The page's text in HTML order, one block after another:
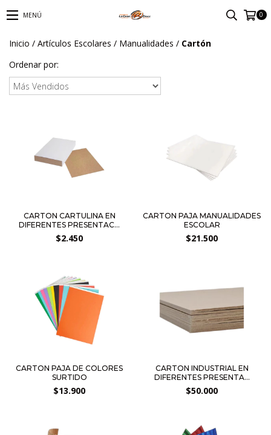
MENÚ 0
Inicio / Artículos Escolares / Manualidades / Cartón
Ordenar por:
CARTON CARTULINA EN
DIFERENTES PRESENTAC...
$2.450
CARTON PAJA MANUALIDADES
ESCOLAR
$21.500
CARTON PAJA DE COLORES
SURTIDO
$13.900
CARTON INDUSTRIAL EN
DIFERENTES PRESENTA...
$50.000